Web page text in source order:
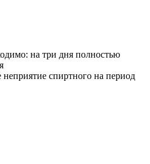
на три дня полностью
неприятие спиртного на период